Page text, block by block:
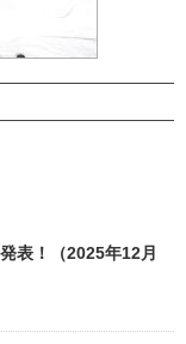
表！（2025年12月